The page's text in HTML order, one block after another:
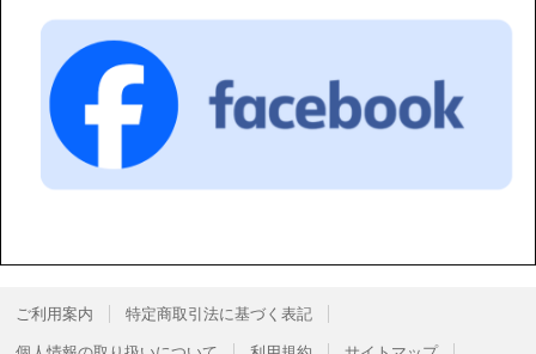
ご利用案内 特定商取引法に基づく表記